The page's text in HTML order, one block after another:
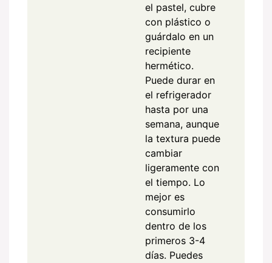
el pastel, cubre
con plástico o
guárdalo en un
recipiente
hermético.
Puede durar en
el refrigerador
hasta por una
semana, aunque
la textura puede
cambiar
ligeramente con
el tiempo. Lo
mejor es
consumirlo
dentro de los
primeros 3-4
días. Puedes